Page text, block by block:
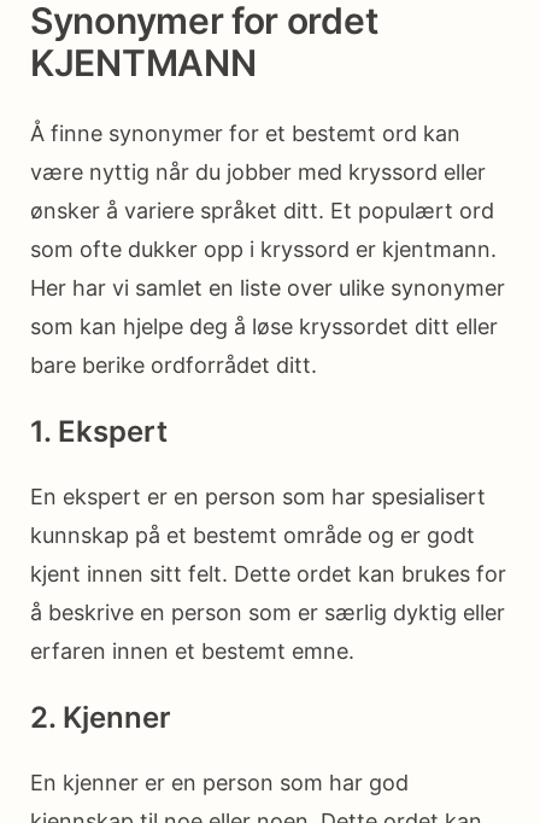
Synonymer for ordet
KJENTMANN
Å finne synonymer for et bestemt ord kan
være nyttig når du jobber med kryssord eller
ønsker å variere språket ditt. Et populært ord
som ofte dukker opp i kryssord er kjentmann.
Her har vi samlet en liste over ulike synonymer
som kan hjelpe deg å løse kryssordet ditt eller
bare berike ordforrådet ditt.
1. Ekspert
En ekspert er en person som har spesialisert
kunnskap på et bestemt område og er godt
kjent innen sitt felt. Dette ordet kan brukes for
å beskrive en person som er særlig dyktig eller
erfaren innen et bestemt emne.
2. Kjenner
En kjenner er en person som har god